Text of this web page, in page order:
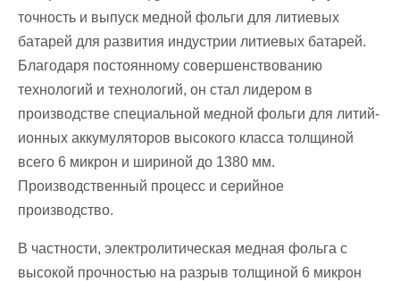
точность и выпуск медной фольги для литиевых
батарей для развития индустрии литиевых батарей.
Благодаря постоянному совершенствованию
технологий и технологий, он стал лидером в
производстве специальной медной фольги для литий-
ионных аккумуляторов высокого класса толщиной
всего 6 микрон и шириной до 1380 мм.
Производственный процесс и серийное
производство.
В частности, электролитическая медная фольга с
высокой прочностью на разрыв толщиной 6 микрон